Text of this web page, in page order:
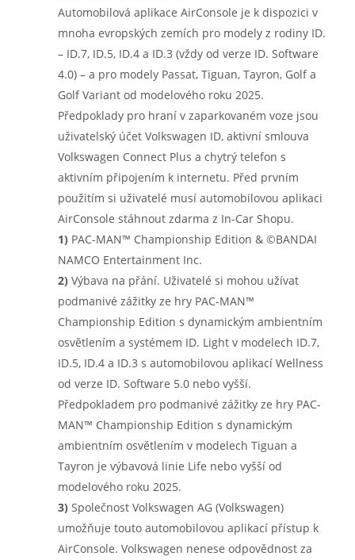
Automobilová aplikace AirConsole je k dispozici v
mnoha evropských zemích pro modely z rodiny ID.
– ID.7, ID.5, ID.4 a ID.3 (vždy od verze ID. Software
4.0) – a pro modely Passat, Tiguan, Tayron, Golf a
Golf Variant od modelového roku 2025.
Předpoklady pro hraní v zaparkovaném voze jsou
uživatelský účet Volkswagen ID, aktivní smlouva
Volkswagen Connect Plus a chytrý telefon s
aktivním připojením k internetu. Před prvním
použitím si uživatelé musí automobilovou aplikaci
AirConsole stáhnout zdarma z In-Car Shopu.
1) PAC-MAN™ Championship Edition & ©BANDAI
NAMCO Entertainment Inc.
2) Výbava na přání. Uživatelé si mohou užívat
podmanivé zážitky ze hry PAC-MAN™
Championship Edition s dynamickým ambientním
osvětlením a systémem ID. Light v modelech ID.7,
ID.5, ID.4 a ID.3 s automobilovou aplikací Wellness
od verze ID. Software 5.0 nebo vyšší.
Předpokladem pro podmanivé zážitky ze hry PAC-
MAN™ Championship Edition s dynamickým
ambientním osvětlením v modelech Tiguan a
Tayron je výbavová linie Life nebo vyšší od
modelového roku 2025.
3) Společnost Volkswagen AG (Volkswagen)
umožňuje touto automobilovou aplikací přístup k
AirConsole. Volkswagen nenese odpovědnost za